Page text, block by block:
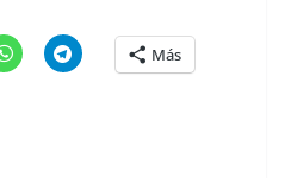
Más